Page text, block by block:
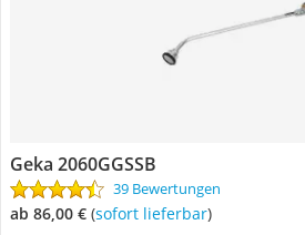
Geka 2060GGSSB
39 Bewertungen
ab 86,00 € ( Sofort lieferbar)